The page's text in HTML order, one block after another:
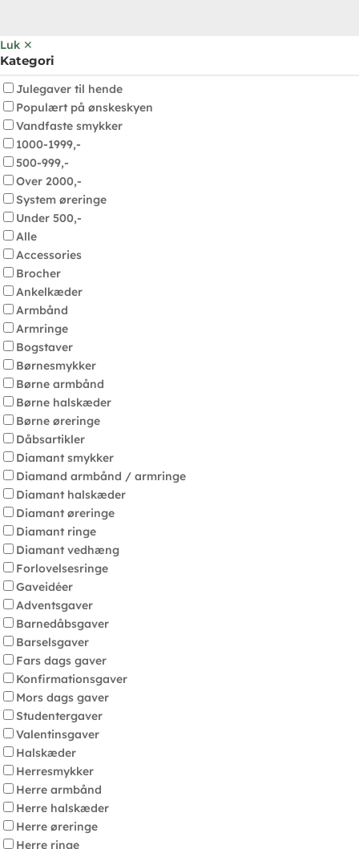
Luk ✕
Kategori
Julegaver til hende
Populært på ønskeskyen
Vandfaste smykker
1000-1999,-
500-999,-
Over 2000,-
System øreringe
Under 500,-
Alle
Accessories
Brocher
Ankelkæder
Armbånd
Armringe
Bogstaver
Børnesmykker
Børne armbånd
Børne halskæder
Børne øreringe
Dåbsartikler
Diamant smykker
Diamand armbånd / armringe
Diamant halskæder
Diamant øreringe
Diamant ringe
Diamant vedhæng
Forlovelsesringe
Gaveidéer
Adventsgaver
Barnedåbsgaver
Barselsgaver
Fars dags gaver
Konfirmationsgaver
Mors dags gaver
Studentergaver
Valentinsgaver
Halskæder
Herresmykker
Herre armbånd
Herre halskæder
Herre øreringe
Herre ringe